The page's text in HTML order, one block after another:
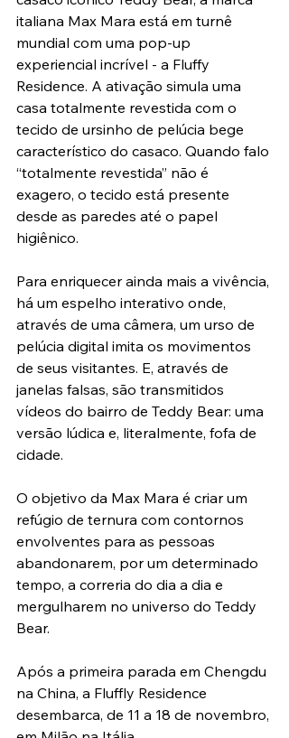
italiana Max Mara está em turnê
mundial com uma pop-up
experiencial incrível - a Fluffy
Residence. A ativação simula uma
casa totalmente revestida com o
tecido de ursinho de pelúcia bege
característico do casaco. Quando falo
“totalmente revestida” não é
exagero, o tecido está presente
desde as paredes até o papel
higiênico.
Para enriquecer ainda mais a vivência,
há um espelho interativo onde,
através de uma câmera, um urso de
pelúcia digital imita os movimentos
de seus visitantes. E, através de
janelas falsas, são transmitidos
vídeos do bairro de Teddy Bear: uma
versão lúdica e, literalmente, fofa de
cidade.
O objetivo da Max Mara é criar um
refúgio de ternura com contornos
envolventes para as pessoas
abandonarem, por um determinado
tempo, a correria do dia a dia e
mergulharem no universo do Teddy
Bear.
Após a primeira parada em Chengdu
na China, a Fluffly Residence
desembarca, de 11 a 18 de novembro,